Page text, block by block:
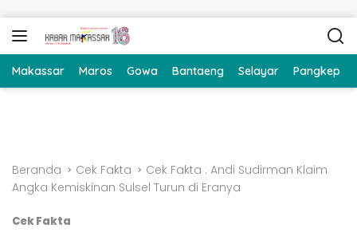
Makassar Maros Gowa Bantaeng Selayar Pangkep
Beranda Cek Fakta
Cek Fakta : Andi Sudirman Klaim
Angka Kemiskinan Sulsel Turun di Eranya
Cek Fakta